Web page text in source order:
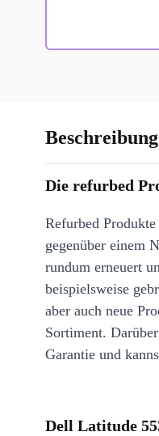
Beschreibung
Die refurbed
Refurbed
gegenüber einem
rundum erneuert
beispielsweise
aber auch neue
Sortiment.
Garantie und
Dell Latitude